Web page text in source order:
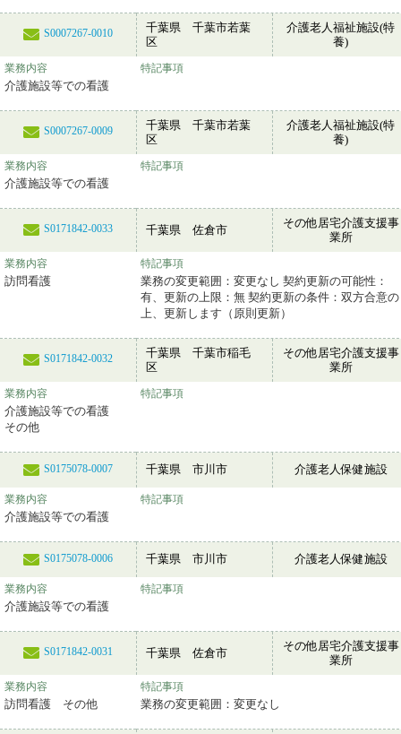
S0007267-0010
千葉県 千葉市若葉
区
介護老人福祉施設(特
養)
業務内容
介護施設等での看護
特記事項
S0007267-0009
千葉県 千葉市若葉
区
介護老人福祉施設(特
養)
業務内容
介護施設等での看護
特記事項
S0171842-0033 千葉県 佐倉市
その他居宅介護支援事
業所
業務内容
訪問看護
特記事項
業務の変更範囲：変更なし 契約更新の可能性：
有、更新の上限：無 契約更新の条件：双方合意の
上、更新します（原則更新）
S0171842-0032
千葉県 千葉市稲毛
区
その他居宅介護支援事
業所
業務内容
介護施設等での看護
その他
特記事項
S0175078-0007 千葉県 市川市 介護老人保健施設
業務内容
介護施設等での看護
特記事項
S0175078-0006 千葉県 市川市 介護老人保健施設
業務内容
介護施設等での看護
特記事項
S0171842-0031 千葉県 佐倉市
その他居宅介護支援事
業所
業務内容
訪問看護 その他
特記事項
業務の変更範囲：変更なし